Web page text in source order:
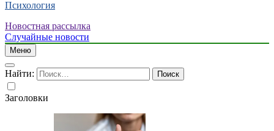
Психология
Новостная рассылка
Случайные новости
Меню
Найти:
Заголовки